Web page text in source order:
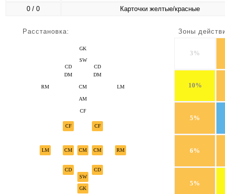
0 / 0
Карточки желтые/красные
Расстановка:
GK
CD CD
SW
DM DM
RM LM
CM
AM
CF
GK
SW
CD
CM RM
CD
CM
LM CM
CF
CF
Зоны
3%
10%
5%
6%
5%